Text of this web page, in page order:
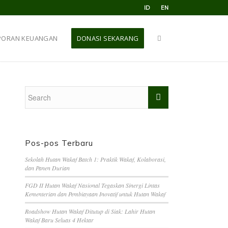
ID EN
KEUANGAN DONASI SEKARANG
Pos-pos Terbaru
Sekolah Hutan Wakaf Batch 1: Praktik Wakaf, Kolaborasi,
dan Panen Durian
FGD II Hutan Wakaf Nasional Tegaskan Sinergi Lintas
Kementerian dan Pembiayaan Inovatif untuk Hutan Wakaf
Roadshow Hutan Wakaf Ditutup di Siak: Lahir Hutan
Wakaf Baru Seluas 4 Hektar